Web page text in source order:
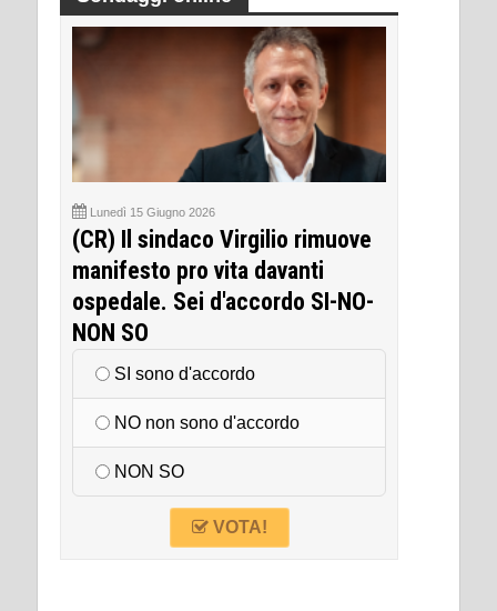
Lunedì 15 Giugno 2026
(CR) Il sindaco Virgilio rimuove
manifesto pro vita davanti
ospedale. Sei d'accordo SI-NO-
NON SO
SI sono d'accordo
NO non sono d'accordo
NON SO
VOTA!